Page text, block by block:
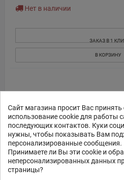
Сайт магазина просит Вас принять
использование cookie для работы
последующих контактов. Куки
нужны, чтобы показывать Вам
персонализированные сообщения.
Принимаете ли Вы эти cookie и
неперсонализированных данных
страницы?
Нет в наличии
ЗАКАЗ В 1
В КОРЗИНУ